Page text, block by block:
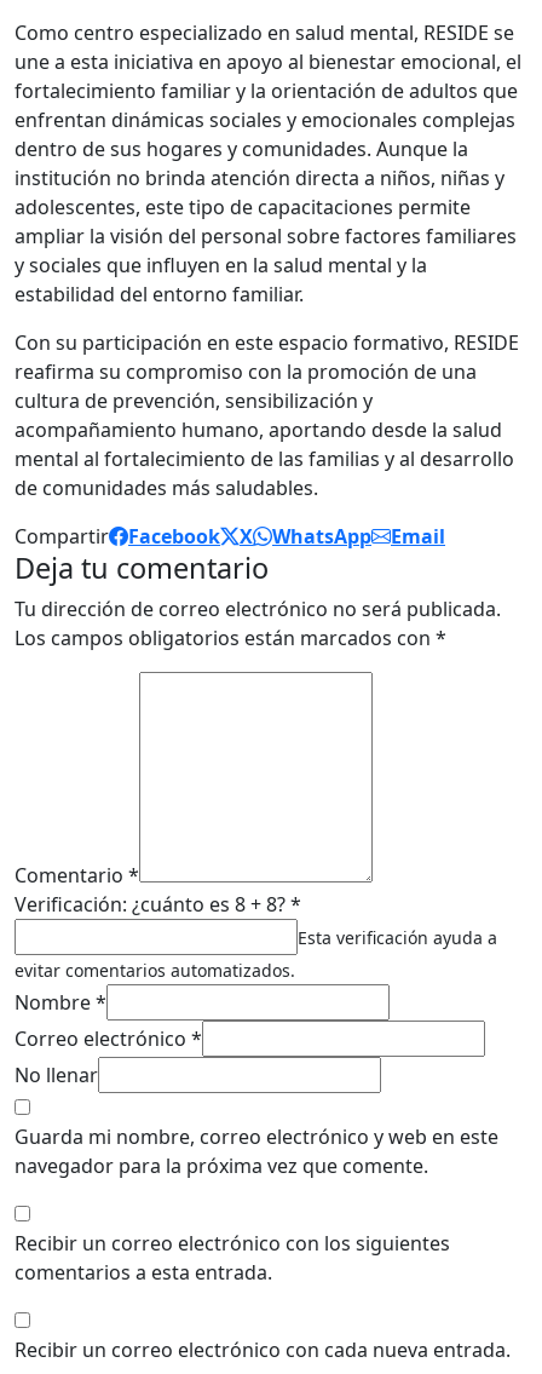
Como centro especializado en salud mental, RESIDE se
une a esta iniciativa en apoyo al bienestar emocional, el
fortalecimiento familiar y la orientación de adultos que
enfrentan dinámicas sociales y emocionales complejas
dentro de sus hogares y comunidades. Aunque la
institución no brinda atención directa a niños, niñas y
adolescentes, este tipo de capacitaciones permite
ampliar la visión del personal sobre factores familiares
y sociales que influyen en la salud mental y la
estabilidad del entorno familiar.
Con su participación en este espacio formativo, RESIDE
reafirma su compromiso con la promoción de una
cultura de prevención, sensibilización y
acompañamiento humano, aportando desde la salud
mental al fortalecimiento de las familias y al desarrollo
de comunidades más saludables.
Compartir
Facebook X WhatsApp Email
Deja tu comentario
Tu dirección de correo electrónico no será publicada.
Los campos obligatorios están marcados con *
Comentario *
Verificación: ¿cuánto es 8 + 8? *
Esta verificación ayuda a
evitar comentarios automatizados.
Nombre *
Correo electrónico *
No llenar
Guarda mi nombre, correo electrónico y web en este
navegador para la próxima vez que comente.
Recibir un correo electrónico con los siguientes
comentarios a esta entrada.
Recibir un correo electrónico con cada nueva entrada.